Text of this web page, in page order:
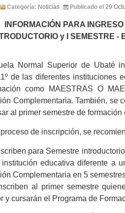
Categoría: Noticias Publicado el 29
INFORMACIÓN PARA
y I SEMESTRE -
Normal Superior de Ubaté
de las diferentes instituciones
como MAESTRAS O
Complementaria. También, se
al primer semestre de formación
de inscripción, se
para Semestre
educativa diferente a
Complementaria en 5
al primer semestre
y cursarán el Programa de